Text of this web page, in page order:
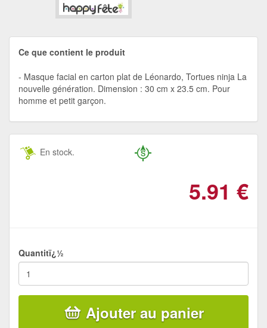
Ce que contient le produit
Masque facial en carton plat de Léonardo, Tortues ninja La
nouvelle génération. Dimension : 30 cm x 23.5 cm. Pour
homme et petit garçon.
En stock.
5.91 €
Quantitï¿½
Ajouter au panier